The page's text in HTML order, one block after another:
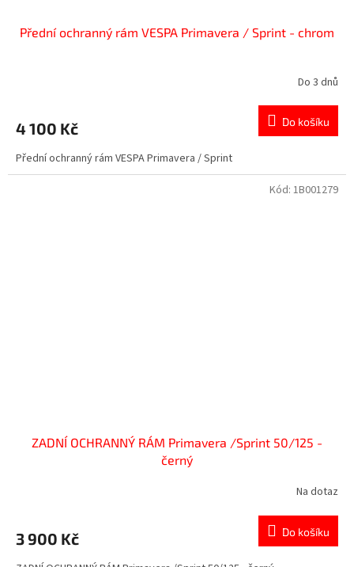
Přední ochranný rám VESPA Primavera / Sprint - chrom
Do 3 dnů
4 100 Kč Do košíku
Přední ochranný rám VESPA Primavera / Sprint
ZADNÍ OCHRANNÝ RÁM Primavera /Sprint 50/125 -
černý
Na dotaz
3 900 Kč Do košíku
Kód: 1B001279